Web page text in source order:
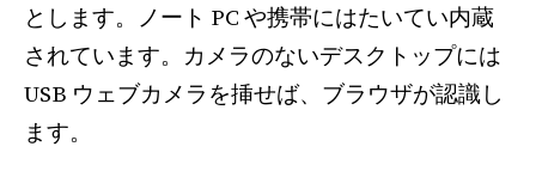
とします。ノート PC や携帯にはたいてい内蔵
されています。カメラのないデスクトップには
USB ウェブカメラを挿せば、ブラウザが認識し
ます。